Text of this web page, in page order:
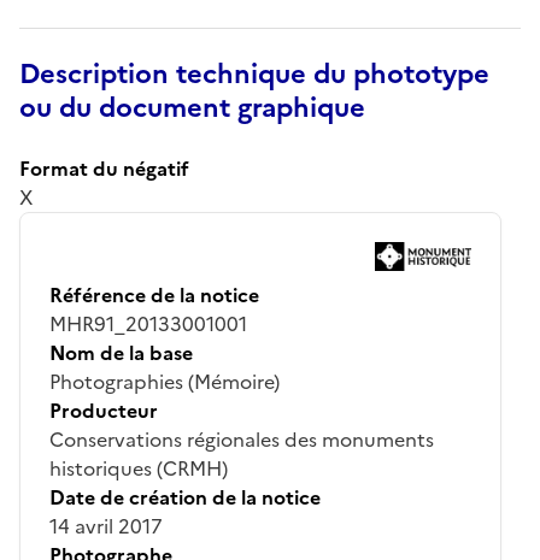
Description technique du phototype
ou du document graphique
Format du négatif
X
Référence de la notice
MHR91_20133001001
Nom de la base
Photographies (Mémoire)
Producteur
Conservations régionales des monuments
historiques (CRMH)
Date de création de la notice
14 avril 2017